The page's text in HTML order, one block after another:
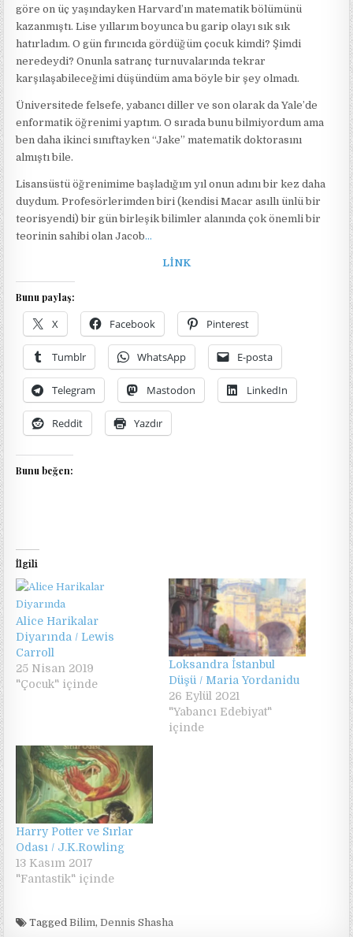
göre on üç yaşındayken Harvard’ın matematik bölümünü
kazanmıştı. Lise yıllarım boyunca bu garip olayı sık sık
hatırladım. O gün fırıncıda gördüğüm çocuk kimdi? Şimdi
neredeydi? Onunla satranç turnuvalarında tekrar
karşılaşabileceğimi düşündüm ama böyle bir şey olmadı.
Üniversitede felsefe, yabancı diller ve son olarak da Yale’de
enformatik öğrenimi yaptım. O sırada bunu bilmiyordum ama
ben daha ikinci sınıftayken “Jake” matematik doktorasını
almıştı bile.
Lisansüstü öğrenimime başladığım yıl onun adını bir kez daha
duydum. Profesörlerimden biri (kendisi Macar asıllı ünlü bir
teorisyendi) bir gün birleşik bilimler alanında çok önemli bir
teorinin sahibi olan Jacob…
LİNK
Bunu paylaş:
X Facebook Pinterest
Tumblr WhatsApp E-posta
Telegram Mastodon LinkedIn
Reddit Yazdır
Bunu beğen:
İlgili
Alice Harikalar
Diyarında / Lewis
Carroll
25 Nisan 2019
"Çocuk" içinde
Loksandra İstanbul
Düşü / Maria Yordanidu
26 Eylül 2021
"Yabancı Edebiyat"
içinde
Harry Potter ve Sırlar
Odası / J.K.Rowling
13 Kasım 2017
"Fantastik" içinde
TaggedBilim,Dennis Shasha